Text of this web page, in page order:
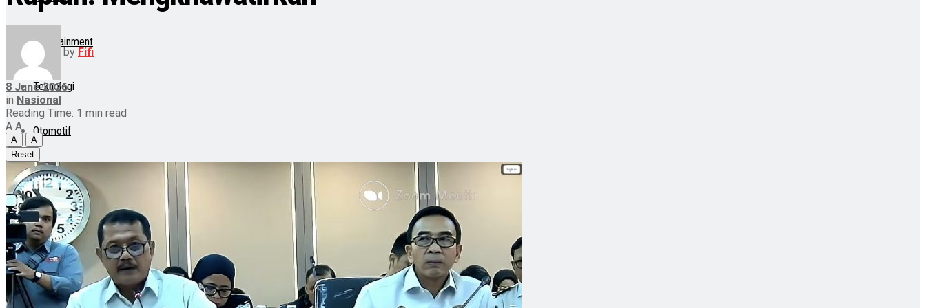
Entertainment
Teknologi
Otomotif
Lainnya
Lifestyle
Internasional
by Fifi
8 June 2026
in Nasional
Reading Time: 1 min read
A A
A
A
Reset